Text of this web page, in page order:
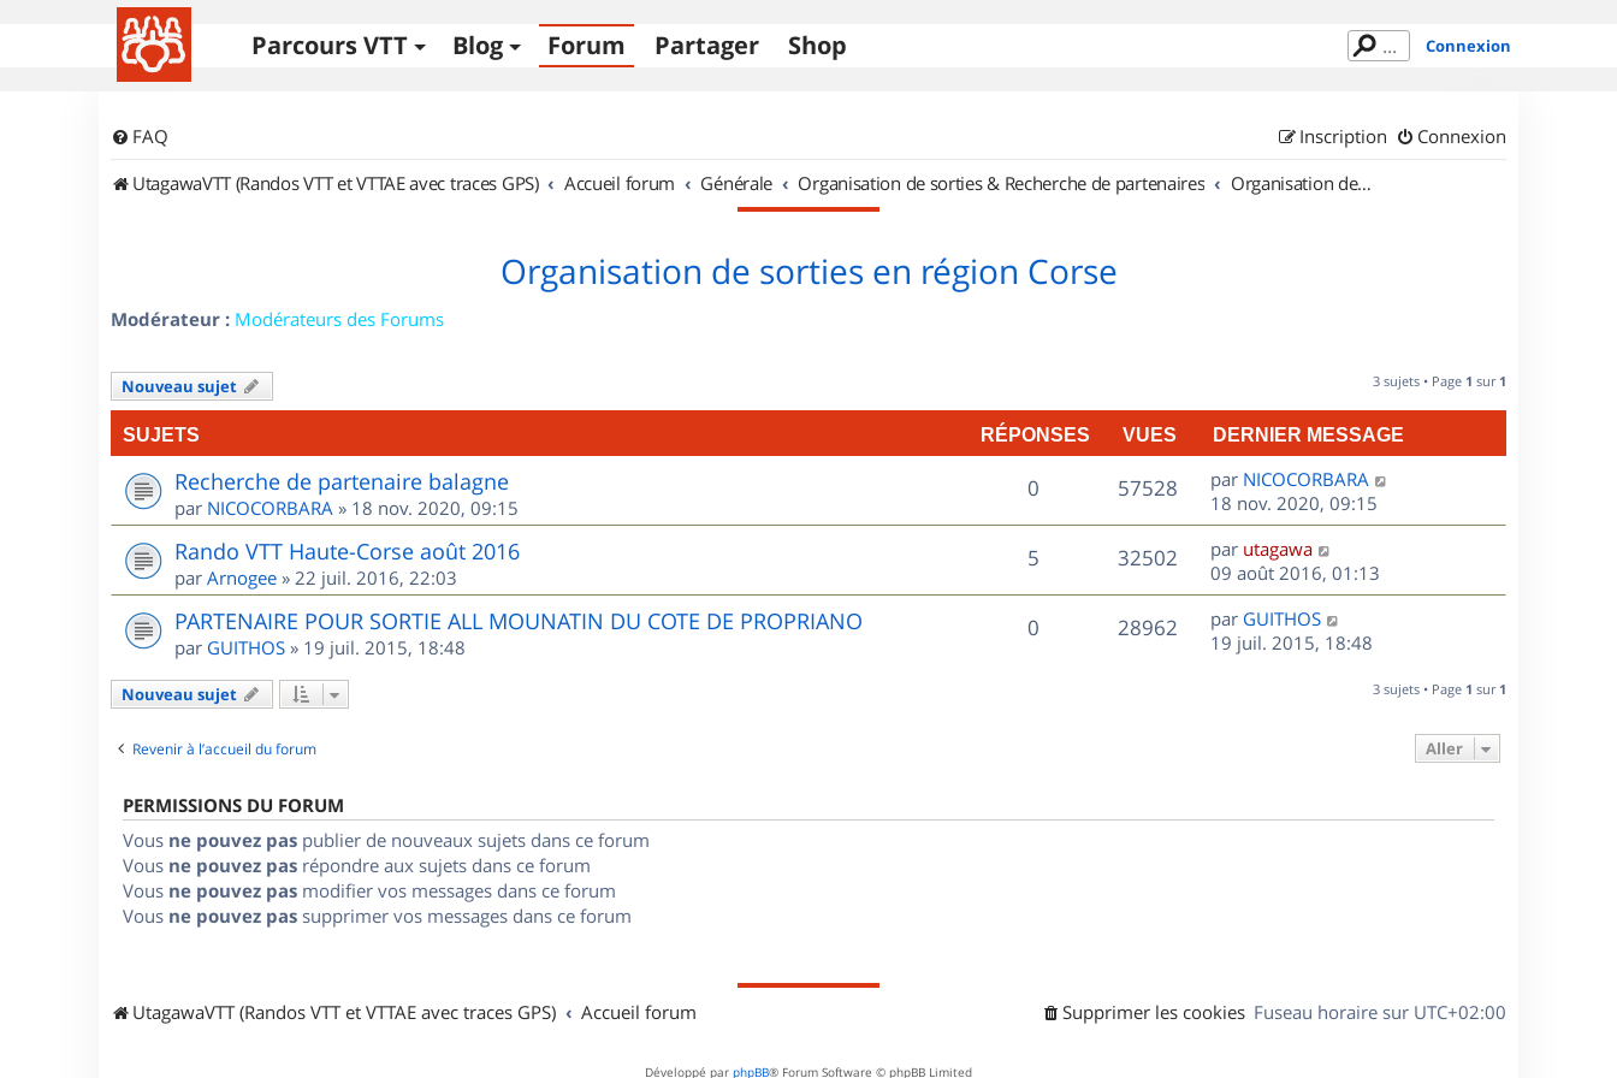
Parcours VTT Blog Forum Partager Shop Connexion
FAQ Connexion
Inscription
UtagawaVTT (Randos VTT et VTTAE avec traces GPS)
Accueil forum Générale Organisation de sorties & Recherche de partenaires Organisation de sorties en région Corse
Organisation de sorties en région Corse
Modérateur : Modérateurs des Forums
Nouveau sujet 3 sujets • Page 1 sur 1
SUJETS RÉPONSES VUES DERNIER MESSAGE
Recherche de partenaire balagne
par NICOCORBARA » 18 nov. 2020, 09:15
0R
é
o
57528V
u
e
s
D
e
r
n
i
e
r
m
par NICOCORBARA
18 nov. 2020, 09:15
Rando VTT Haute-Corse août 2016
par Arnogee » 22 juil. 2016, 22:03
5R
é
e
32502V
u
e
D
e
r
n
i
par utagawa
09 août 2016, 01:13
PARTENAIRE POUR SORTIE ALL MOUNATIN DU COTE DE PROPRIANO
par GUITHOS » 19 juil. 2015, 18:48
0R
28962V
D
e
par GUITHOS
19 juil. 2015, 18:48
Nouveau sujet 3 sujets • Page 1 sur 1
Revenir à l’accueil du forum Aller
PERMISSIONS DU FORUM
Vous ne pouvez pas publier de nouveaux sujets dans ce forum
Vous ne pouvez pas répondre aux sujets dans ce forum
Vous ne pouvez pas modifier vos messages dans ce forum
Vous ne pouvez pas supprimer vos messages dans ce forum
UtagawaVTT (Randos VTT et VTTAE avec traces GPS) Accueil forum Fuseau horaire sur UTC+02:00
Supprimer les cookies
Développé par phpBB® Forum Software © phpBB Limited